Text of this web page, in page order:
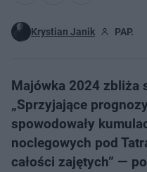
Krystian Janik PAP.
Majówka 2024 zbliża
„Sprzyjające
spowodowały
noclegowych pod
całości zajętych” —